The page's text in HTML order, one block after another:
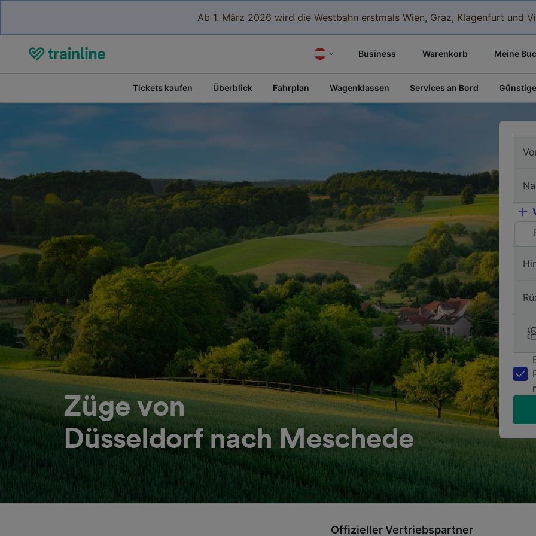
Ab 1. März 2026 wird die Westbahn erstmals Wien, Graz, Klagenfurt und
Business Warenkorb Meine
Tickets kaufen Überblick Fahrplan Wagenklassen Services an Bord
Züge von
Düsseldorf nach Meschede
Offizieller Vertriebspartner